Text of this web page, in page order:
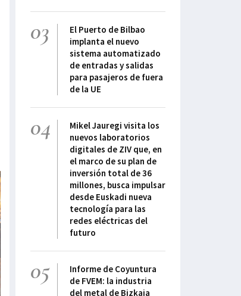
03
El Puerto de Bilbao
implanta el nuevo
sistema automatizado
de entradas y salidas
para pasajeros de fuera
de la UE
04
Mikel Jauregi visita los
nuevos laboratorios
digitales de ZIV que, en
el marco de su plan de
inversión total de 36
millones, busca impulsar
desde Euskadi nueva
tecnología para las
redes eléctricas del
futuro
05
Informe de Coyuntura
de FVEM: la industria
del metal de Bizkaia